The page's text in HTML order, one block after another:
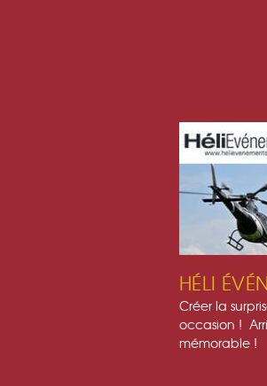
HÉLI
Créer la
occasion !
mémorable !